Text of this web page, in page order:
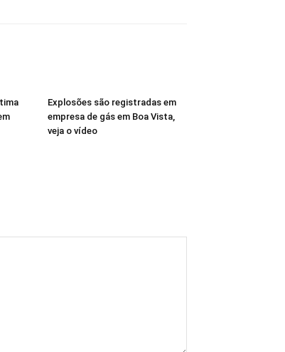
Explosões são registradas em
empresa de gás em Boa Vista,
veja o vídeo